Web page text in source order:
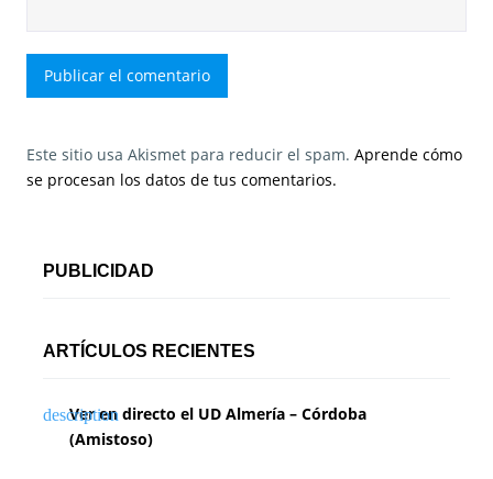
Este sitio usa Akismet para reducir el spam. Aprende cómo
se procesan los datos de tus comentarios.
PUBLICIDAD
ARTÍCULOS RECIENTES
Ver en directo el UD Almería – Córdoba
(Amistoso)